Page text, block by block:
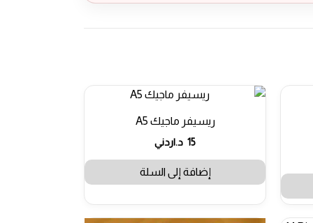
ريسيفر ماجيك A5
15 د.اردني
إضافة إلى السلة